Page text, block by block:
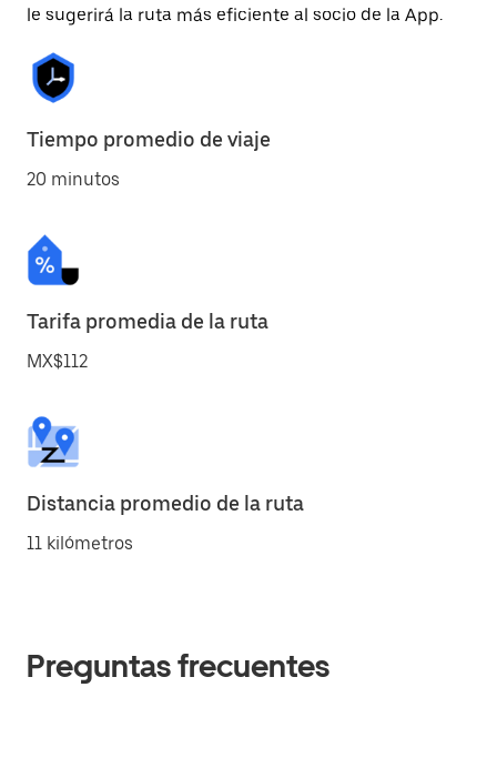
le sugerirá la ruta más eficiente al socio de la App.
Tiempo promedio de viaje
20 minutos
Tarifa promedia de la ruta
MX$112
Distancia promedio de la ruta
11 kilómetros
Preguntas frecuentes